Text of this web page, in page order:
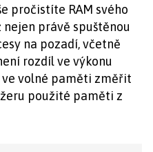
pročistíte RAM svého
právě spuštěnou
na pozadí, včetně
rozdíl ve výkonu
volné paměti změřit
použité paměti z